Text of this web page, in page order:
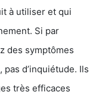
à utiliser et qui
Si par
des symptômes
d’inquiétude. Ils
très efficaces